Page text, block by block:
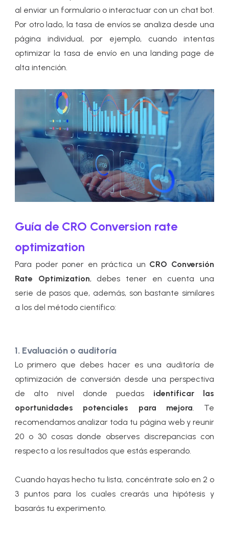
al enviar un formulario o interactuar con un chat bot.
Por otro lado, la tasa de envíos se analiza desde una
página individual, por ejemplo, cuando intentas
optimizar la tasa de envío en una landing page de
alta intención.
Guía de CRO Conversion rate
optimization
Para poder poner en práctica un CRO Conversión
Rate Optimization, debes tener en cuenta una
serie de pasos que, además, son bastante similares
a los del método científico:
1. Evaluación o auditoría
Lo primero que debes hacer es una auditoría de
optimización de conversión desde una perspectiva
de alto nivel donde puedas identificar las
oportunidades potenciales para mejora . Te
recomendamos analizar toda tu página web y reunir
20 o 30 cosas donde observes discrepancias con
respecto a los resultados que estás esperando.
Cuando hayas hecho tu lista, concéntrate solo en 2 o
3 puntos para los cuales crearás una hipótesis y
basarás tu experimento.